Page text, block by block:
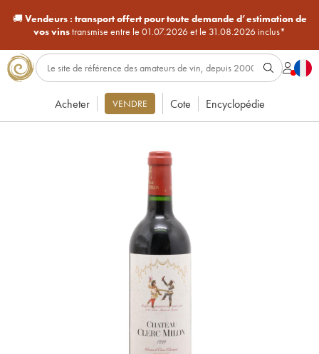
🚚Vendeurs : transport offert pour toute demande d’estimation de
vos vinstransmise entre le 01.07.2026 et le 31.08.2026 inclus*
Acheter VENDRE Cote Encyclopédie